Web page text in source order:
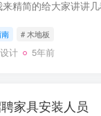
# 木地板
计 5年前
家具安装人员